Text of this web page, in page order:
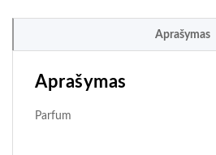
Aprašymas
Aprašymas
Parfum